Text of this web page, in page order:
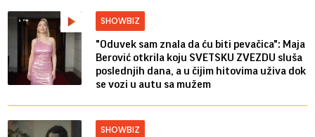
SHOWBIZ
"Oduvek sam znala da ću biti pevačica": Maja
Berović otkrila koju SVETSKU ZVEZDU sluša
poslednjih dana, a u čijim hitovima uživa dok
se vozi u autu sa mužem
SHOWBIZ